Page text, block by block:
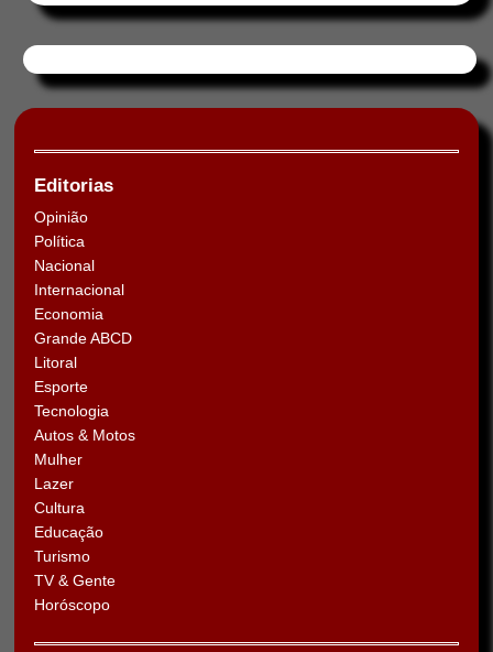
Editorias
Opinião
Política
Nacional
Internacional
Economia
Grande ABCD
Litoral
Esporte
Tecnologia
Autos & Motos
Mulher
Lazer
Cultura
Educação
Turismo
TV & Gente
Horóscopo